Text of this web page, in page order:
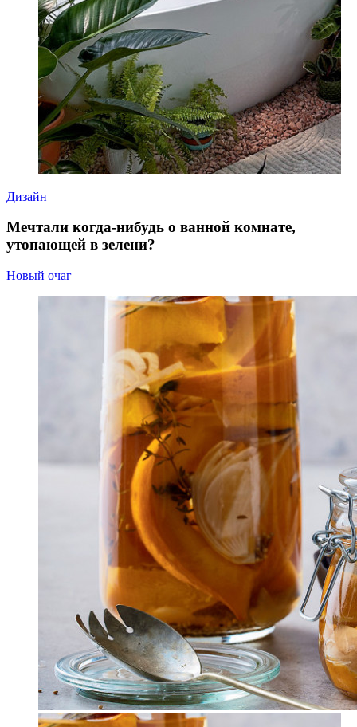
Дизайн
Мечтали когда-нибудь о ванной комнате,
утопающей в зелени?
Новый очаг